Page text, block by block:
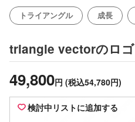
トライアングル 成長
triangle vectorのロゴ
49,800円 (税込54,780円)
検討中リストに追加する